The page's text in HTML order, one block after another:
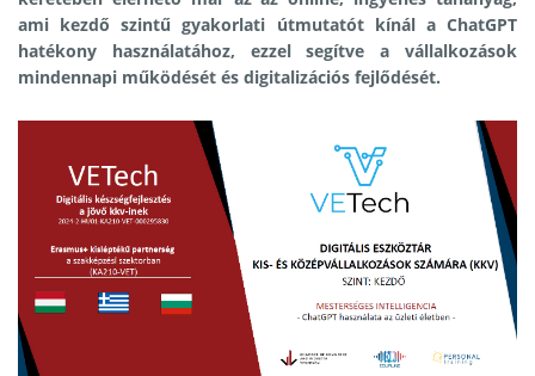
ami kezdő szintű gyakorlati útmutatót kínál a ChatGPT
hatékony használatához, ezzel segítve a vállalkozások
mindennapi működését és digitalizációs fejlődését.